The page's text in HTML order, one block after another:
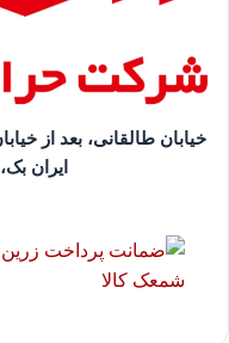
خیابان طالقانی، بعد از
ایران